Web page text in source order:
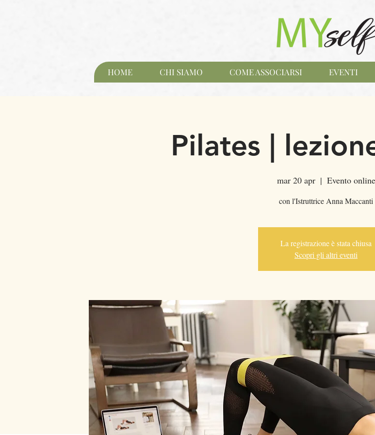
HOME CHI SIAMO COME ASSOCIARSI EVENTI
Pilates |
mar 20 apr
  |
Evento online
con l'Istruttrice Anna Maccanti
La registrazione è stata chiusa
Scopri gli altri eventi